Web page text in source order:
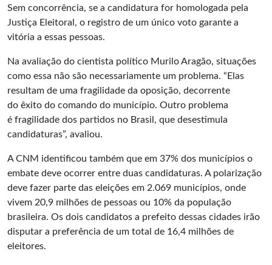
Sem concorrência, se a candidatura for homologada pela
Justiça Eleitoral, o registro de um único voto garante a
vitória a essas pessoas.
Na avaliação do cientista político Murilo Aragão, situações
como essa não são necessariamente um problema. “Elas
resultam de uma fragilidade da oposição, decorrente
do êxito do comando do município. Outro problema
é fragilidade dos partidos no Brasil, que desestimula
candidaturas”, avaliou.
A CNM identificou também que em 37% dos municípios o
embate deve ocorrer entre duas candidaturas. A polarização
deve fazer parte das eleições em 2.069 municípios, onde
vivem 20,9 milhões de pessoas ou 10% da população
brasileira. Os dois candidatos a prefeito dessas cidades irão
disputar a preferência de um total de 16,4 milhões de
eleitores.